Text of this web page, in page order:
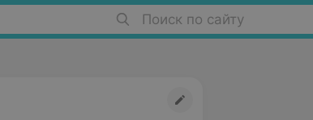
Поиск по сайту